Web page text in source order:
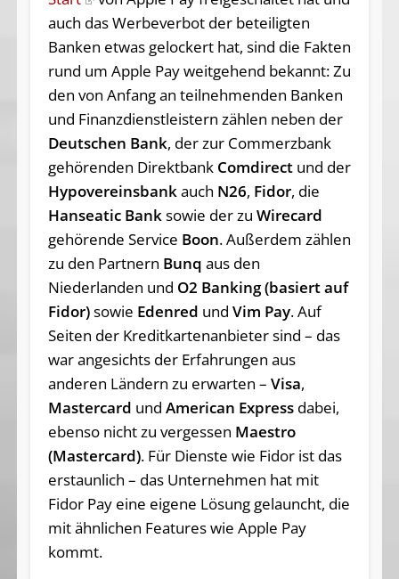
auch das Werbeverbot der beteiligten
Banken etwas gelockert hat, sind die Fakten
rund um Apple Pay weitgehend bekannt: Zu
den von Anfang an teilnehmenden Banken
und Finanzdienstleistern zählen neben der
Deutschen Bank, der zur Commerzbank
gehörenden Direktbank Comdirectund der
Hypovereinsbankauch N26, Fidor, die
Hanseatic Banksowie der zu Wirecard
gehörende Service Boon. Außerdem zählen
zu den Partnern Bunq aus den
Niederlanden und O2 Banking (basiert auf
Fidor)sowie Edenred und Vim Pay. Auf
Seiten der Kreditkartenanbieter sind – das
war angesichts der Erfahrungen aus
anderen Ländern zu erwarten – Visa,
Mastercard und American Expressdabei,
ebenso nicht zu vergessen Maestro
(Mastercard). Für Dienste wie Fidor ist das
erstaunlich – das Unternehmen hat mit
Fidor Pay eine eigene Lösung gelauncht, die
mit ähnlichen Features wie Apple Pay
kommt.